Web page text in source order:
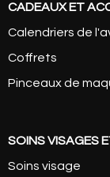
CADEAUX ET
Calendriers de
Coffrets
Pinceaux de
SOINS VISAGES
Soins visage